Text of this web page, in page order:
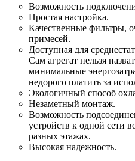
Возможность
Простая настройка.
Качественные фильтры,
примесей.
Доступная для
Сам агрегат нельзя
минимальные
недорого платить за
Экологичный способ
Незаметный монтаж.
Возможность
устройств к одной сети
разных этажах.
Высокая надежность.